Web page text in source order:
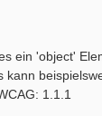
ein 'object'
kann
1.1.1